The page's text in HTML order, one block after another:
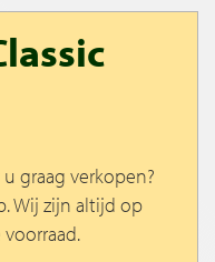
graag verkopen?
Wij zijn altijd op